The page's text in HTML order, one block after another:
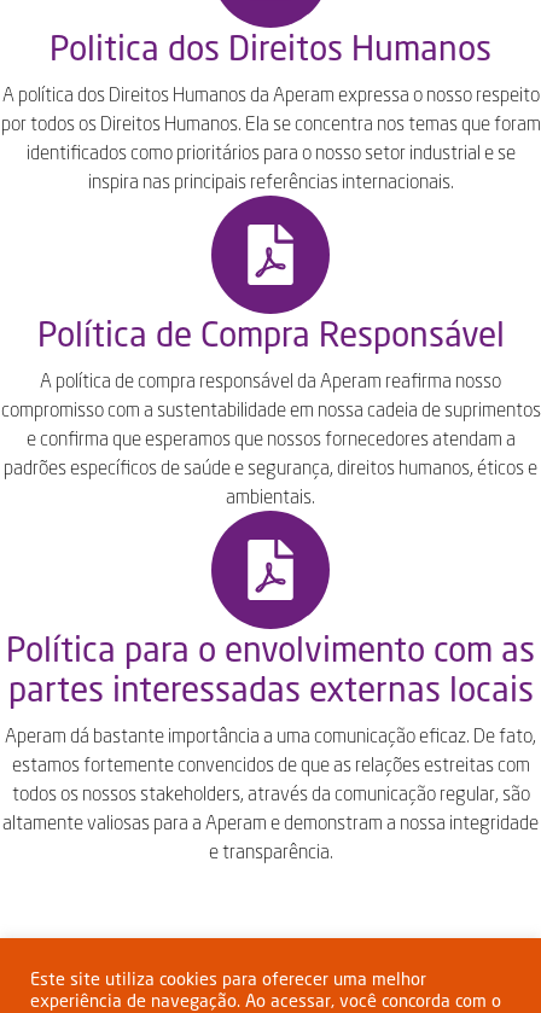
Politica dos Direitos Humanos
A política dos Direitos Humanos da Aperam expressa o nosso respeito
por todos os Direitos Humanos. Ela se concentra nos temas que foram
identificados como prioritários para o nosso setor industrial e se
inspira nas principais referências internacionais.
Política de Compra Responsável
A política de compra responsável da Aperam reafirma nosso
compromisso com a sustentabilidade em nossa cadeia de suprimentos
e confirma que esperamos que nossos fornecedores atendam a
padrões específicos de saúde e segurança, direitos humanos, éticos e
ambientais.
Política para o envolvimento com as
partes interessadas externas locais
Aperam dá bastante importância a uma comunicação eficaz. De fato,
estamos fortemente convencidos de que as relações estreitas com
todos os nossos stakeholders, através da comunicação regular, são
altamente valiosas para a Aperam e demonstram a nossa integridade
e transparência.
Este site utiliza cookies para oferecer uma melhor
experiência de navegação. Ao acessar, você concorda com o